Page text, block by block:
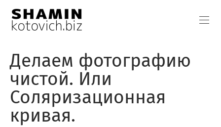
Делаем фотографию
чистой. Или
Соляризационная
кривая.